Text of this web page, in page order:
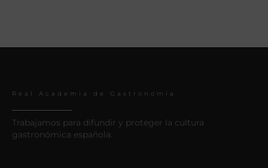
Real Academia de Gastronomía
Trabajamos para difundir y proteger la cultura
gastronómica española.